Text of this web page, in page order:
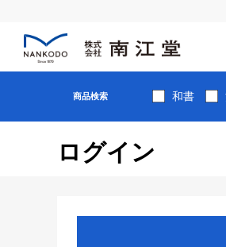
商品検索 和書
ログイン